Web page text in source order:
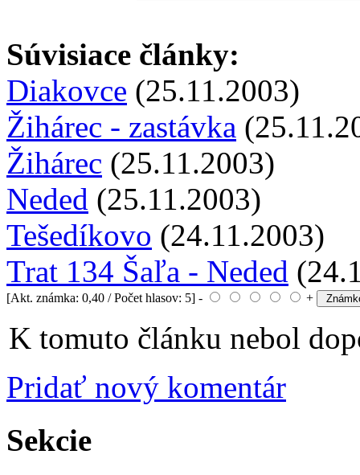
Súvisiace články:
Diakovce (25.11.2003)
Žihárec - zastávka
Žihárec (25.11.2003)
Neded (25.11.2003)
Tešedíkovo (24.11.2003)
Trat 134 Šaľa - Neded
[Akt. známka: 0,40 / Počet hlasov: 5] - +
K tomuto článku nebol
Pridať nový komentár
Sekcie